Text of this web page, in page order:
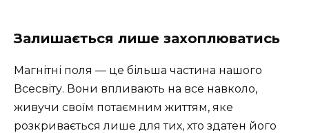
Залишається лише захоплюватись
Магнітні поля — це більша частина нашого
Всесвіту. Вони впливають на все навколо,
живучи своїм потаємним життям, яке
розкривається лише для тих, хто здатен його